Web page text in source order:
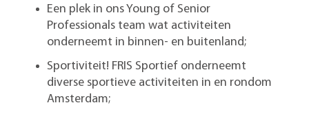
Een plek in ons Young of Senior
Professionals team wat activiteiten
onderneemt in binnen- en buitenland;
Sportiviteit! FRIS Sportief onderneemt
diverse sportieve activiteiten in en rondom
Amsterdam;